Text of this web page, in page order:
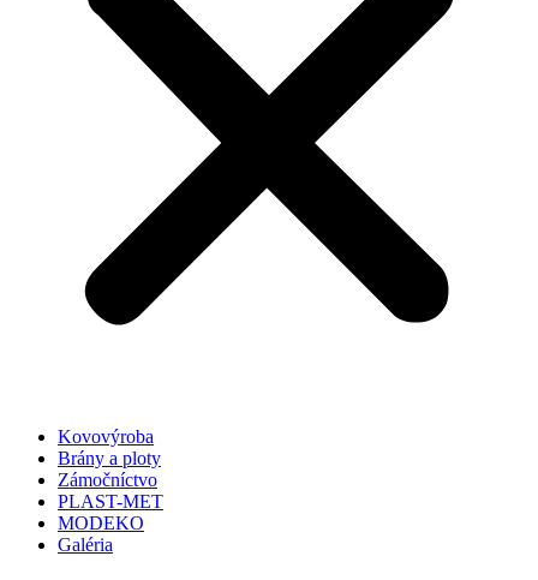
Kovovýroba
Brány a ploty
Zámočníctvo
PLAST-MET
MODEKO
Galéria